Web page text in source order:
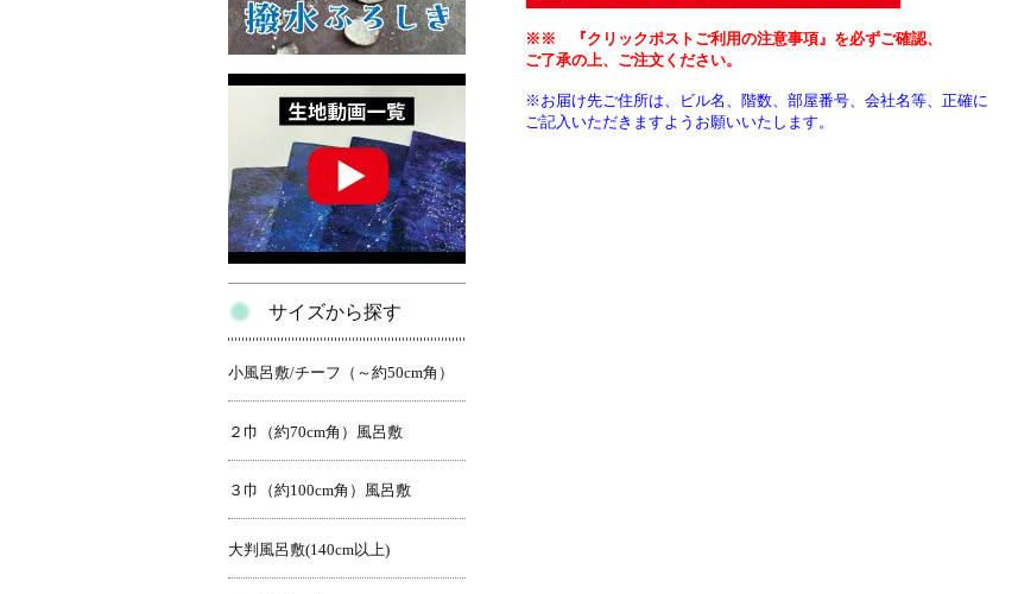
※※ 『クリックポストご利用の注意事項』を必ずご確認、
ご了承の上、ご注文ください。
※お届け先ご住所は、ビル名、階数、部屋番号、会社名等、正確に
ご記入いただきますようお願いいたします。
サイズから探す
小風呂敷/チーフ（～約50cm角）
２巾（約70cm角）風呂敷
３巾（約100cm角）風呂敷
大判風呂敷(140cm以上)